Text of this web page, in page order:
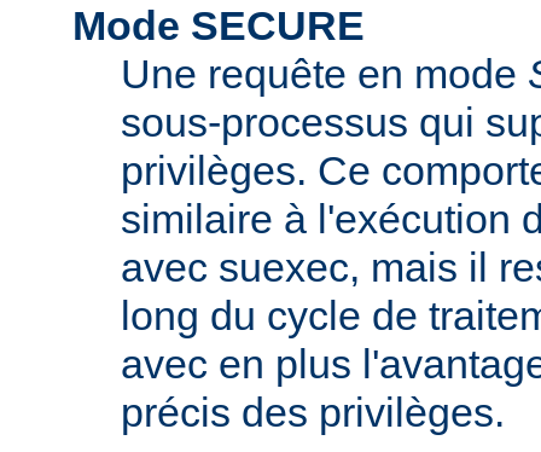
Mode SECURE
Une requête en mode
sous-processus qui
privilèges. Ce
similaire à l'exécution
avec suexec, mais il
long du cycle de
avec en plus
précis des privilèges.